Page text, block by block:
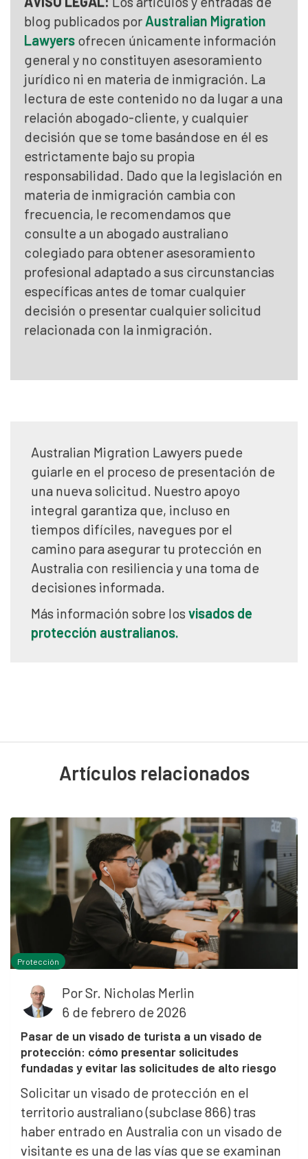
blog publicados por Australian Migration
Lawyers ofrecen únicamente información
general y no constituyen asesoramiento
jurídico ni en materia de inmigración. La
lectura de este contenido no da lugar a una
relación abogado-cliente, y cualquier
decisión que se tome basándose en él es
estrictamente bajo su propia
responsabilidad. Dado que la legislación en
materia de inmigración cambia con
frecuencia, le recomendamos que
consulte a un abogado australiano
colegiado para obtener asesoramiento
profesional adaptado a sus circunstancias
específicas antes de tomar cualquier
decisión o presentar cualquier solicitud
relacionada con la inmigración.
Australian Migration Lawyers puede
guiarle en el proceso de presentación de
una nueva solicitud. Nuestro apoyo
integral garantiza que, incluso en
tiempos difíciles, navegues por el
camino para asegurar tu protección en
Australia con resiliencia y una toma de
decisiones informada.
Más información sobre los visados de
protección australianos.
Artículos relacionados
Protección
PorSr. Nicholas Merlin
6 de febrero de 2026
Pasar de un visado de turista a un visado de
protección: cómo presentar solicitudes
fundadas y evitar las solicitudes de alto riesgo
Solicitar un visado de protección en el
territorio australiano (subclase 866) tras
haber entrado en Australia con un visado de
visitante es una de las vías que se examinan